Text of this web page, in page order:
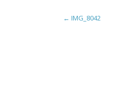
Post
← IMG_8042